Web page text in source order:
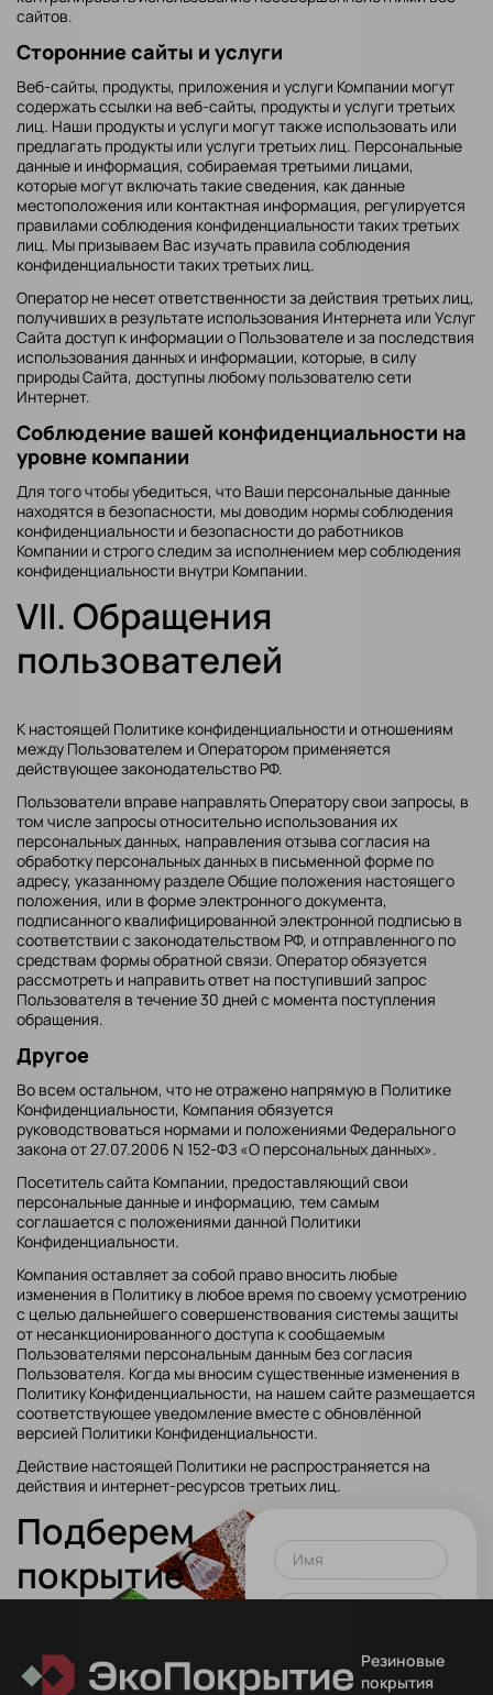
сайтов.
Сторонние сайты и услуги
Веб-сайты, продукты, приложения и услуги Компании могут
содержать ссылки на веб-сайты, продукты и услуги третьих
лиц. Наши продукты и услуги могут также использовать или
предлагать продукты или услуги третьих лиц. Персональные
данные и информация, собираемая третьими лицами,
которые могут включать такие сведения, как данные
местоположения или контактная информация, регулируется
правилами соблюдения конфиденциальности таких третьих
лиц. Мы призываем Вас изучать правила соблюдения
конфиденциальности таких третьих лиц.
Оператор не несет ответственности за действия третьих лиц,
получивших в результате использования Интернета или Услуг
Сайта доступ к информации о Пользователе и за последствия
использования данных и информации, которые, в силу
природы Сайта, доступны любому пользователю сети
Интернет.
Соблюдение вашей конфиденциальности на
уровне компании
Для того чтобы убедиться, что Ваши персональные данные
находятся в безопасности, мы доводим нормы соблюдения
конфиденциальности и безопасности до работников
Компании и строго следим за исполнением мер соблюдения
конфиденциальности внутри Компании.
VII. Обращения
пользователей
К настоящей Политике конфиденциальности и отношениям
между Пользователем и Оператором применяется
действующее законодательство РФ.
Пользователи вправе направлять Оператору свои запросы, в
том числе запросы относительно использования их
персональных данных, направления отзыва согласия на
обработку персональных данных в письменной форме по
адресу, указанному разделе Общие положения настоящего
положения, или в форме электронного документа,
подписанного квалифицированной электронной подписью в
соответствии с законодательством РФ, и отправленного по
средствам формы обратной связи. Оператор обязуется
рассмотреть и направить ответ на поступивший запрос
Пользователя в течение 30 дней с момента поступления
обращения.
Другое
Во всем остальном, что не отражено напрямую в Политике
Конфиденциальности, Компания обязуется
руководствоваться нормами и положениями Федерального
закона от 27.07.2006 N 152-ФЗ «О персональных данных».
Посетитель сайта Компании, предоставляющий свои
персональные данные и информацию, тем самым
соглашается с положениями данной Политики
Конфиденциальности.
Компания оставляет за собой право вносить любые
изменения в Политику в любое время по своему усмотрению
с целью дальнейшего совершенствования системы защиты
от несанкционированного доступа к сообщаемым
Пользователями персональным данным без согласия
Пользователя. Когда мы вносим существенные изменения в
Политику Конфиденциальности, на нашем сайте размещается
соответствующее уведомление вместе с обновлённой
версией Политики Конфиденциальности.
Действие настоящей Политики не распространяется на
действия и интернет-ресурсов третьих лиц.
Подберем
покрытие
проекта!
Имя
Оставить заявку
Резиновые
покрытия